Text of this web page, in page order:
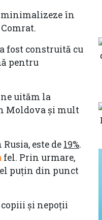
minimalizeze în
fost construită cu
pentru
ne uităm la
Moldova și mult
este de 19%.
fel. Prin urmare,
puțin din punct
copiii și nepoții